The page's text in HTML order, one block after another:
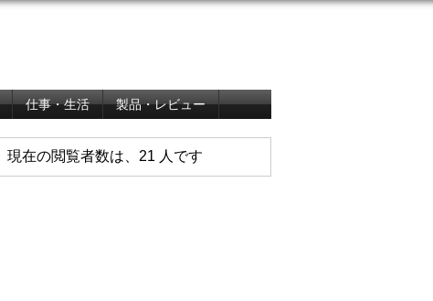
仕事・生活
製品・レビュー
現在の閲覧者数は、21 人です